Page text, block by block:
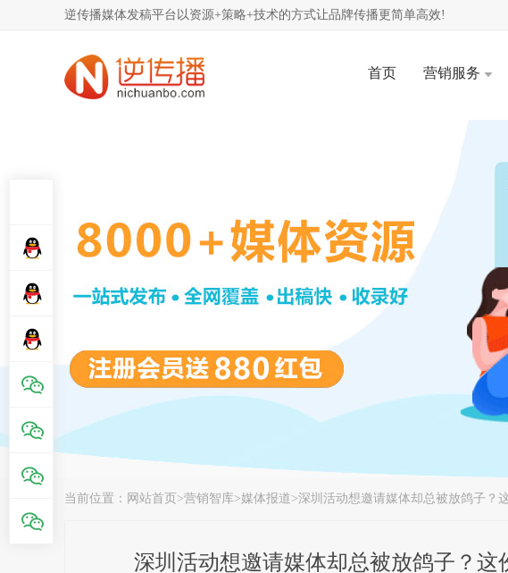
逆传播媒体发稿平台以资源+策略+技术的方式让品牌传播更简单高效!
首页 营销服务
当前位置： 网站首页 >营销智库>媒体报道>深圳活动想邀请媒体却总被放鸽子？
深圳活动想邀请媒体却总被放鸽子？这